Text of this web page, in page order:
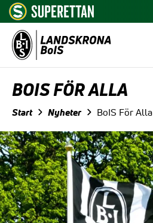
BOIS FÖR ALLA
Start Nyheter BoIS För Alla